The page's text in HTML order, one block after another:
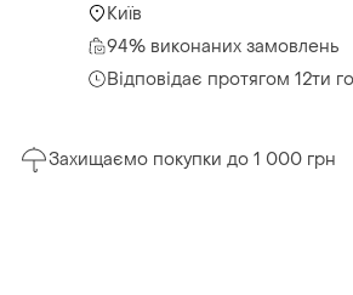
Київ
94% виконаних замовлень
Відповідає протягом 12ти
Захищаємо покупки до 1 000 грн